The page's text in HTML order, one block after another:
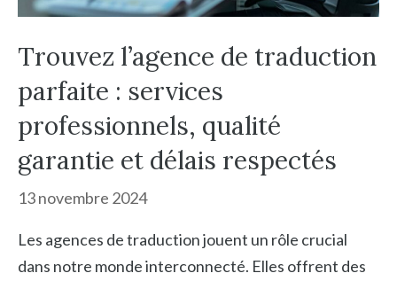
Trouvez l’agence de traduction
parfaite : services
professionnels, qualité
garantie et délais respectés
13 novembre 2024
Les agences de traduction jouent un rôle crucial
dans notre monde interconnecté. Elles offrent des